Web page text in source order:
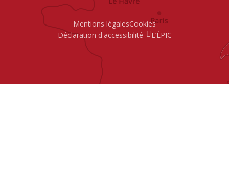
Mentions légalesCookies
Déclaration d'accessibilité
L’ÉPIC